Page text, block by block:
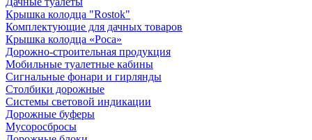
Крышка колодца "Rostok"
Комплектующие для дачных товаров
Крышка колодца «Роса»
Дорожно-строительная продукция
Мобильные туалетные кабины
Сигнальные фонари и гирлянды
Столбики дорожные
Системы световой индикации
Дорожные буферы
Мусоросбросы